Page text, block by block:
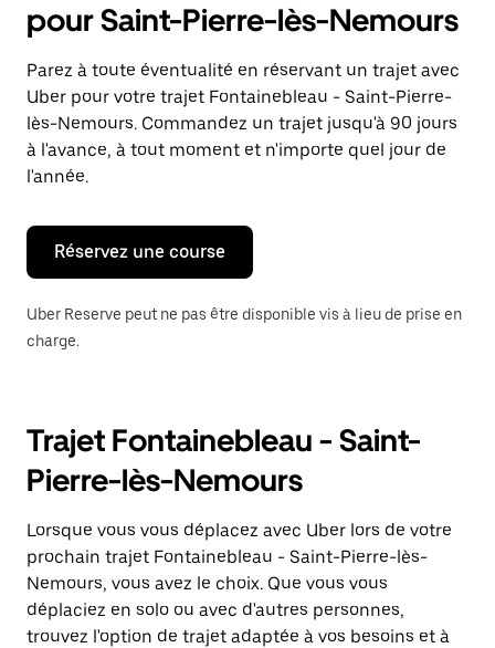
calendrier
et
sélectionner
une
date.
Appuyez
sur
la
touche
pour
fermer
calendrier.
pour Saint-Pierre-lès-Nemours
Parez à toute éventualité en réservant un trajet avec
Uber pour votre trajet Fontainebleau - Saint-Pierre-
lès-Nemours. Commandez un trajet jusqu'à 90 jours
à l'avance, à tout moment et n'importe quel jour de
l'année.
Réservez une course
Uber Reserve peut ne pas être disponible vis à lieu de prise en
charge.
Trajet Fontainebleau - Saint-
Pierre-lès-Nemours
Lorsque vous vous déplacez avec Uber lors de votre
prochain trajet Fontainebleau - Saint-Pierre-lès-
Nemours, vous avez le choix. Que vous vous
déplaciez en solo ou avec d'autres personnes,
trouvez l'option de trajet adaptée à vos besoins et à